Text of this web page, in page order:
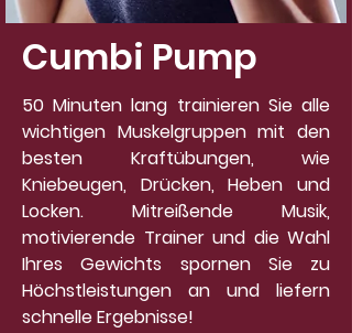
Cumbi Pump
50 Minuten lang trainieren Sie alle
wichtigen Muskelgruppen mit den
besten Kraftübungen, wie
Kniebeugen, Drücken, Heben und
Locken. Mitreißende Musik,
motivierende Trainer und die Wahl
Ihres Gewichts spornen Sie zu
Höchstleistungen an und liefern
schnelle Ergebnisse!